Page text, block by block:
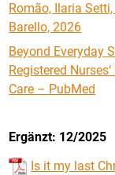
Romão, Ilaria
Barello, 2026
Beyond Everyday
Registered
Care – PubMed
Ergänzt: 12/2025
Is it my last